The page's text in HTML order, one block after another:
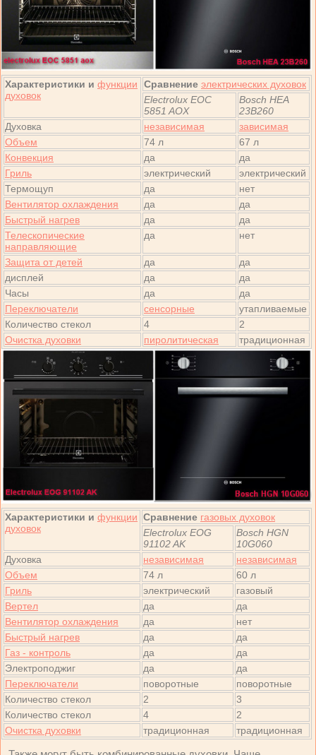
Характеристики и функции
духовок
Сравнение электрических духовок
Electrolux EOC
5851 AOX
Bosch HEA
23B260
Духовка
независимая
зависимая
Объем
74 л
67 л
Конвекция
да
да
Гриль
электрический
электрический
Термощуп
да
нет
Вентилятор охлаждения
да
да
Быстрый нагрев
да
да
Телескопические
направляющие
да нет
Защита от детей да
да
дисплей
да
да
Часы
да
да
Переключатели
сенсорные
утапливаемые
Количество стекол
4
2
Очистка духовки
пиролитическая традиционная
Характеристики и функции
духовок
Сравнение газовых духовок
Electrolux EOG
91102 AK
Bosch HGN
10G060
Духовка
независимая
независимая
Объем
74 л
60 л
Гриль
электрический
газовый
Вертел
да
да
Вентилятор охлаждения
да
нет
Быстрый нагрев
да
да
Газ - контроль
да
да
Электроподжиг
да
да
Переключатели
поворотные
поворотные
Количество стекол
2
3
Количество стекол
4
2
Очистка духовки
традиционная традиционная